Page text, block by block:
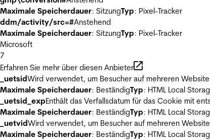
Maximale Speicherdauer: SitzungTyp: Pixel-Tracker
ddm/activity/src=#Anstehend
Maximale Speicherdauer: SitzungTyp: Pixel-Tracker
Microsoft
7
Erfahren Sie mehr über diesen Anbieter
_uetsidWird verwendet, um Besucher auf mehreren
Maximale Speicherdauer: BeständigTyp: HTML Local
_uetsid_expEnthält das Verfallsdatum für das Cookie mit
Maximale Speicherdauer: BeständigTyp: HTML Local
_uetvidWird verwendet, um Besucher auf mehreren
Maximale Speicherdauer: BeständigTyp: HTML Local